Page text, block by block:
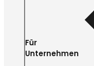
Für
Unternehmen